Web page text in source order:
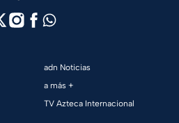
adn Noticias
a más +
TV Azteca Internacional